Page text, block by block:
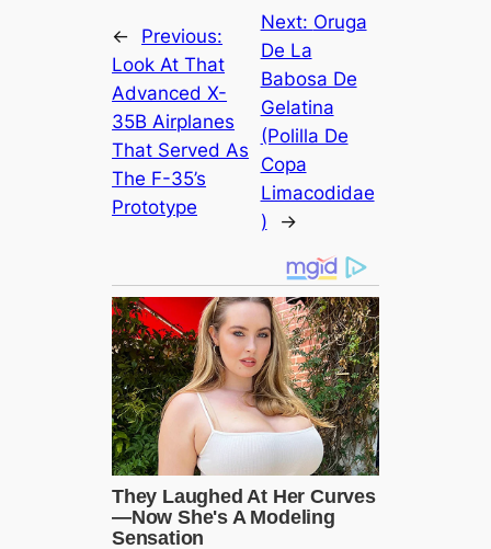
←
Previous:
Look At That
Advanced X-
35B Airplanes
That Served As
The F-35’s
Prototype
Next: Oruga
De La
Babosa De
Gelatina
(Polilla De
Copa
Limacodidae
)
→